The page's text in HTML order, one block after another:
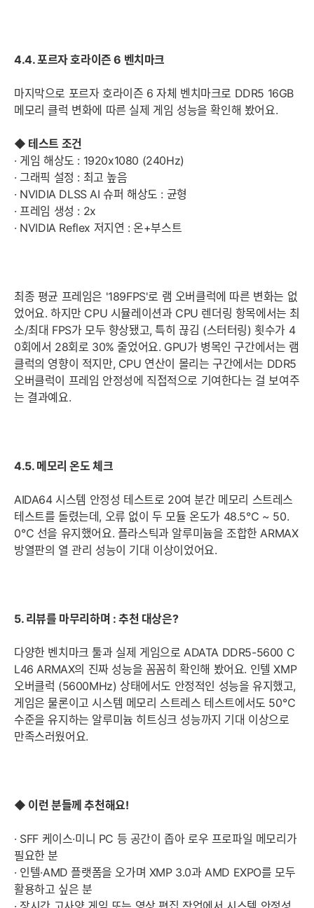
4.4. 포르자 호라이즌 6 벤치마크
마지막으로 포르자 호라이즌 6 자체 벤치마크로 DDR5 16GB
메모리 클럭 변화에 따른 실제 게임 성능을 확인해 봤어요.
◆ 테스트 조건
· 게임 해상도 : 1920x1080 (240Hz)
· 그래픽 설정 : 최고 높음
· NVIDIA DLSS AI 슈퍼 해상도 : 균형
· 프레임 생성 : 2x
· NVIDIA Reflex 저지연 : 온+부스트
최종 평균 프레임은 '189FPS'로 램 오버클럭에 따른 변화는 없
었어요. 하지만 CPU 시뮬레이션과 CPU 렌더링 항목에서는 최
소/최대 FPS가 모두 향상됐고, 특히 끊김 (스터터링) 횟수가 4
0회에서 28회로 30% 줄었어요. GPU가 병목인 구간에서는 램
클럭의 영향이 적지만, CPU 연산이 몰리는 구간에서는 DDR5
오버클럭이 프레임 안정성에 직접적으로 기여한다는 걸 보여주
는 결과예요.
4.5. 메모리 온도 체크
AIDA64 시스템 안정성 테스트로 20여 분간 메모리 스트레스
테스트를 돌렸는데, 오류 없이 두 모듈 온도가 48.5℃ ~ 50.
0℃ 선을 유지했어요. 플라스틱과 알루미늄을 조합한 ARMAX
방열판의 열 관리 성능이 기대 이상이었어요.
5. 리뷰를 마무리하며 : 추천 대상은?
다양한 벤치마크 툴과 실제 게임으로 ADATA DDR5-5600 C
L46 ARMAX의 진짜 성능을 꼼꼼히 확인해 봤어요. 인텔 XMP
오버클럭 (5600MHz) 상태에서도 안정적인 성능을 유지했고,
게임은 물론이고 시스템 메모리 스트레스 테스트에서도 50℃
수준을 유지하는 알루미늄 히트싱크 성능까지 기대 이상으로
만족스러웠어요.
◆ 이런 분들께 추천해요!
· SFF 케이스·미니 PC 등 공간이 좁아 로우 프로파일 메모리가
필요한 분
· 인텔·AMD 플랫폼을 오가며 XMP 3.0과 AMD EXPO를 모두
활용하고 싶은 분